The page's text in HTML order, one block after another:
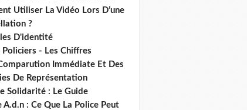
Utiliser La Vidéo Lors D’une
?
D'identité
Policiers - Les Chiffres
Immédiate Et Des
De Représentation
Solidarité : Le Guide
A.d.n : Ce Que La Police Peut